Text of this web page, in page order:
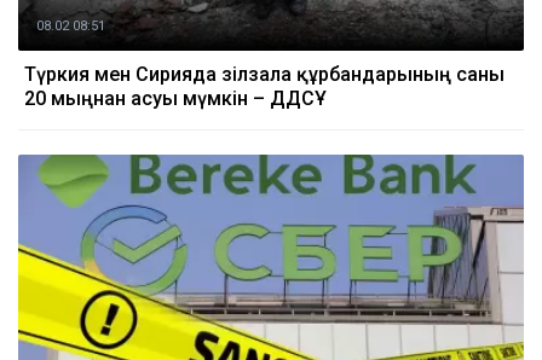
08.02 08:51
Түркия мен Сирияда зілзала құрбандарының саны
20 мыңнан асуы мүмкін – ДДСҰ